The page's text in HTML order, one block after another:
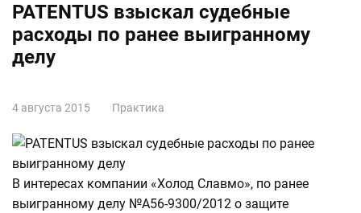
PATENTUS взыскал судебные
расходы по ранее выигранному
делу
4 августа 2015 Практика
В интересах компании «Холод Славмо», по ранее
выигранному делу №А56-9300/2012 о защите